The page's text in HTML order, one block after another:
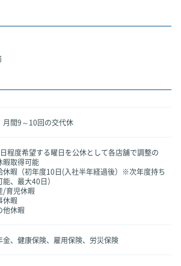
月間9～10回の交代休
日程度希望する曜日を公休として各店舗で調整の
暇取得可能
休暇（初年度10日(入社半年経過後）※次年度持ち
能、最大40日）
/育児休暇
休暇
他休暇
金、健康保険、雇用保険、労災保険